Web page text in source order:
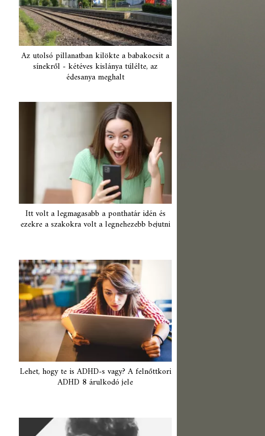
Az utolsó pillanatban kilökte a babakocsit a
sínekről - kétéves kislánya túlélte, az
édesanya meghalt
Itt volt a legmagasabb a ponthatár idén és
ezekre a szakokra volt a legnehezebb bejutni
Lehet, hogy te is ADHD-s vagy? A felnőttkori
ADHD 8 árulkodó jele